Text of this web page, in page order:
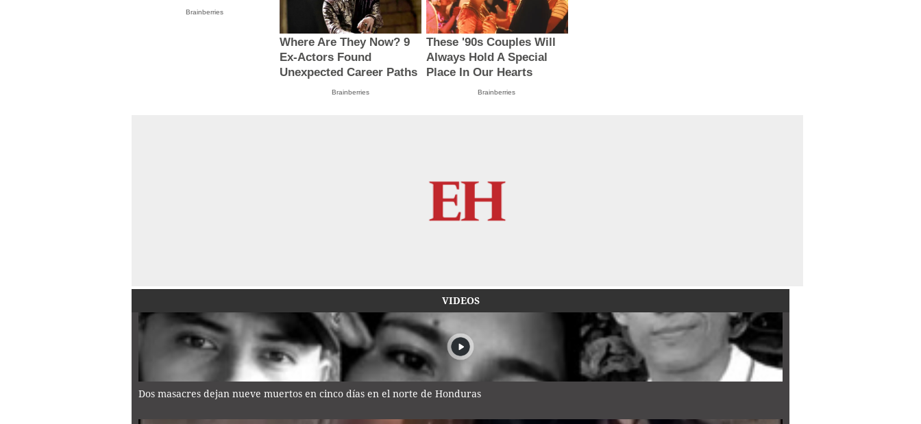
Brainberries
Where Are They Now? 9
Ex-Actors Found
Unexpected Career Paths
Brainberries
These '90s Couples Will
Always Hold A Special
Place In Our Hearts
Brainberries
VIDEOS
Dos masacres dejan nueve muertos en cinco días en el norte de Honduras